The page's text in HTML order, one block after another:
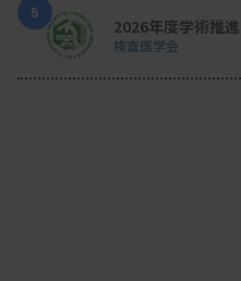
5
2026年度学術推
検査医学会